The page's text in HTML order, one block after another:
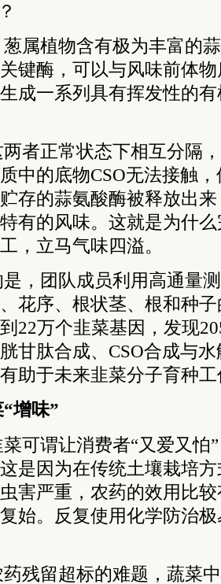
属植物含有极为丰富的
键酶，可以与风味前体
成一系列具有挥发性的
者正常状态下相互分隔
中的底物CSO无法接触
存的蒜氨酸酶被释放出
有的风味。这就是为什
，立马气味四溢。
，团队成员利用高通量
花序、根状茎、根和种
22万个韭菜基因，发现
甘肽合成、CSO合成与
助于未来韭菜分子育种
增味”
可谓让消费者“又爱又怕
是因为在传统土壤栽培
害严重，农药的效用比
始。反复使用化学防治
残留超标的难题，蔬菜